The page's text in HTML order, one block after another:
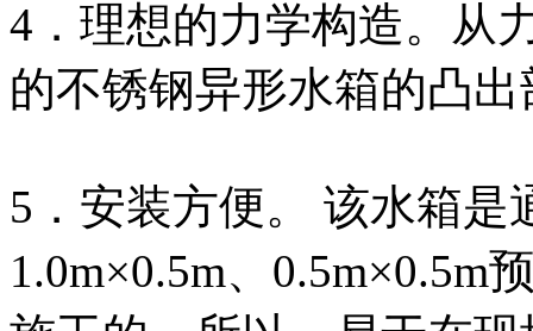
4．理想的力学构造。从
的不锈钢异形水箱的凸
5．安装方便。 该水箱是
1.0m×0.5m、0.5m×0.5m